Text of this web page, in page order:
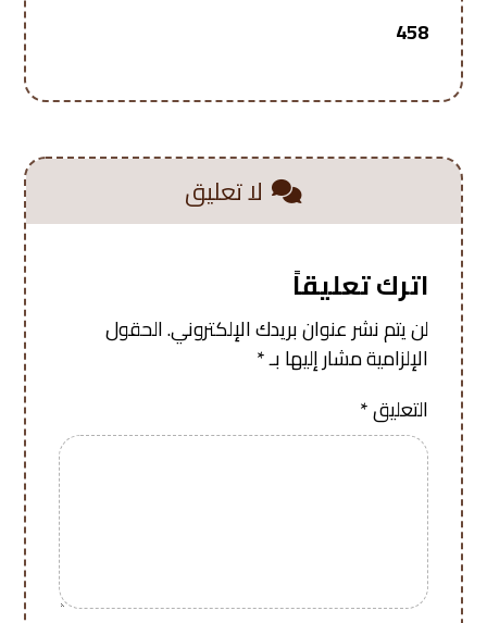
458
لا تعليق
اترك تعليقاً
لن يتم نشر عنوان بريدك الإلكتروني.الحقول
الإلزامية مشار إليها بـ*
التعليق*